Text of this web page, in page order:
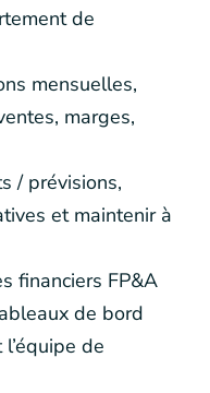
de
mensuelles,
marges,
/ prévisions,
et maintenir à
financiers FP&A
de bord
de